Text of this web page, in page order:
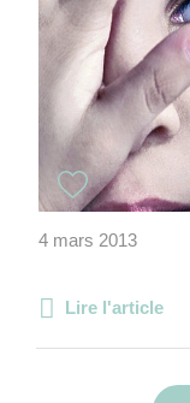
4 mars 2013
Lire l'article